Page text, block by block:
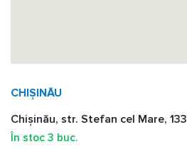
CHIȘINĂU
Chișinău, str. Stefan cel Mare, 133
În stoc 3 buc.